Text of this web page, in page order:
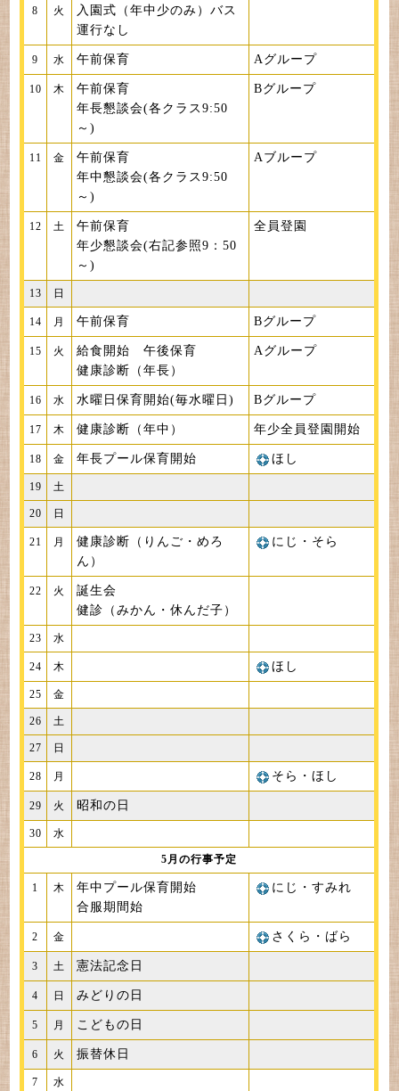
8 火
入園式（年中少のみ）バス
運行なし
9 水 午前保育 Aグループ
10 木
午前保育
年長懇談会(各クラス9:50
～)
Bグループ
11 金
午前保育
年中懇談会(各クラス9:50
～)
Aブループ
12 土
午前保育
年少懇談会(右記参照9：50
～)
全員登園
13 日
14 月 午前保育 Bグループ
15 火
給食開始 午後保育
健康診断（年長）
Aグループ
16 水 水曜日保育開始(毎水曜日) Bグループ
17 木 健康診断（年中） 年少全員登園開始
18 金 年長プール保育開始 ほし
19 土
20 日
21 月
健康診断（りんご・めろ
ん）
にじ・そら
22 火
誕生会
健診（みかん・休んだ子）
23 水
24 木 ほし
25 金
26 土
27 日
28 月 そら・ほし
29 火 昭和の日
30 水
5月の行事予定
1 木
年中プール保育開始
合服期間始
にじ・すみれ
2 金 さくら・ばら
3 土 憲法記念日
4 日 みどりの日
5 月 こどもの日
6 火 振替休日
7 水